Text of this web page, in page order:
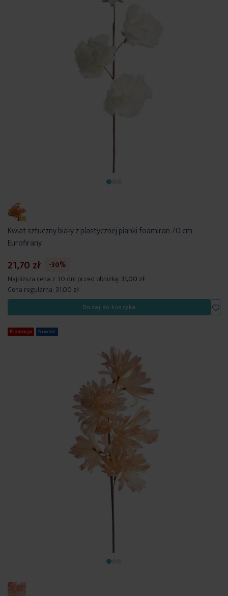
Kwiat sztuczny biały z plastycznej pianki foamiran 70 cm
Eurofirany
21,70 zł
-30%
Najniższa cena z 30 dni przed obniżką:31,00 zł
Cena regularna: 31,00 zł
Dodaj do koszyka
Promocja Nowość